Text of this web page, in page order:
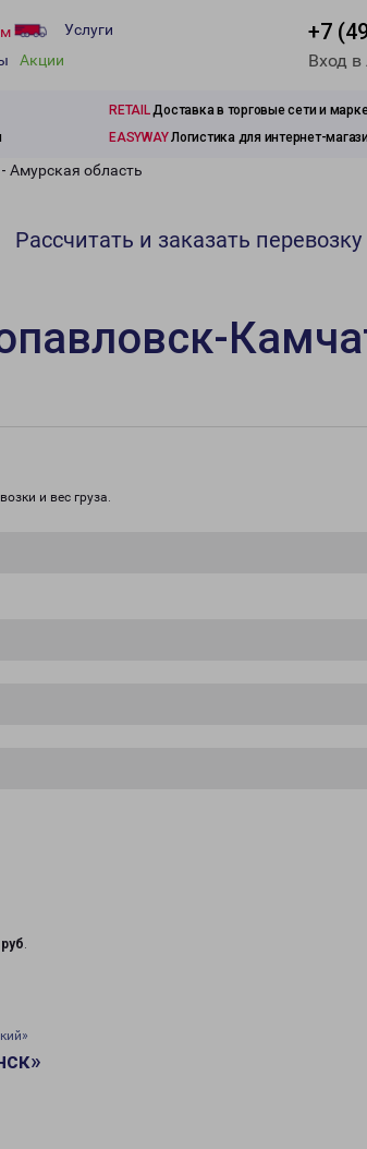
Услуги
Акции
+7
Вход
RETAILДоставка в торговые сети и
EASYWAYЛогистика для интернет-
Амурская область
Рассчитать и заказать перевозку
и вес груза.
.